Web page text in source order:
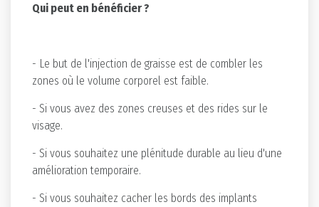
Qui peut en bénéficier ?
- Le but de l'injection de graisse est de combler les
zones où le volume corporel est faible.
- Si vous avez des zones creuses et des rides sur le
visage.
- Si vous souhaitez une plénitude durable au lieu d'une
amélioration temporaire.
- Si vous souhaitez cacher les bords des implants